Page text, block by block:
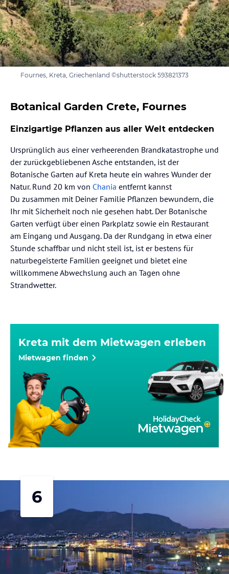
Fournes, Kreta, Griechenland ©shutterstock 593821373
Botanical Garden Crete, Fournes
Einzigartige Pflanzen aus aller Welt entdecken
Ursprünglich aus einer verheerenden Brandkatastrophe und
der zurückgebliebenen Asche entstanden, ist der
Botanische Garten auf Kreta heute ein wahres Wunder der
Natur. Rund 20 km von Chania entfernt kannst
Du zusammen mit Deiner Familie Pflanzen bewundern, die
Ihr mit Sicherheit noch nie gesehen habt. Der Botanische
Garten verfügt über einen Parkplatz sowie ein Restaurant
am Eingang und Ausgang. Da der Rundgang in etwa einer
Stunde schaffbar und nicht steil ist, ist er bestens für
naturbegeisterte Familien geeignet und bietet eine
willkommene Abwechslung auch an Tagen ohne
Strandwetter.
Kreta mit dem Mietwagen erleben
Mietwagen finden
6